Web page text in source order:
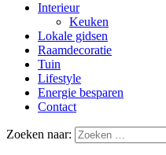
Interieur
Keuken
Lokale gidsen
Raamdecoratie
Tuin
Lifestyle
Energie besparen
Contact
Zoeken naar: